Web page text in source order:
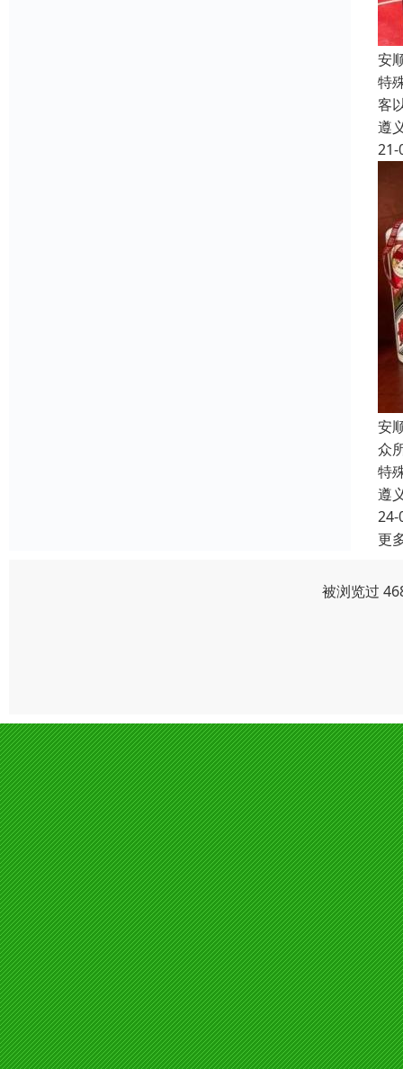
安
特
客
遵
21-
安
众
特
遵
24-
更
被浏览过